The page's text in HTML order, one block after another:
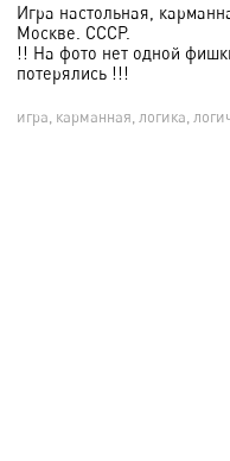
Игра настольная,
Москве. СССР.
!! На фото нет одной
потерялись !!!
игра, карманная, логика,